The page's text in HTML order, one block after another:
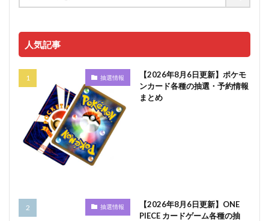
人気記事
抽選情報
【2026年8月6日更新】ポケモ
ンカード各種の抽選・予約情報
まとめ
抽選情報
【2026年8月6日更新】ONE
PIECE カードゲーム各種の抽